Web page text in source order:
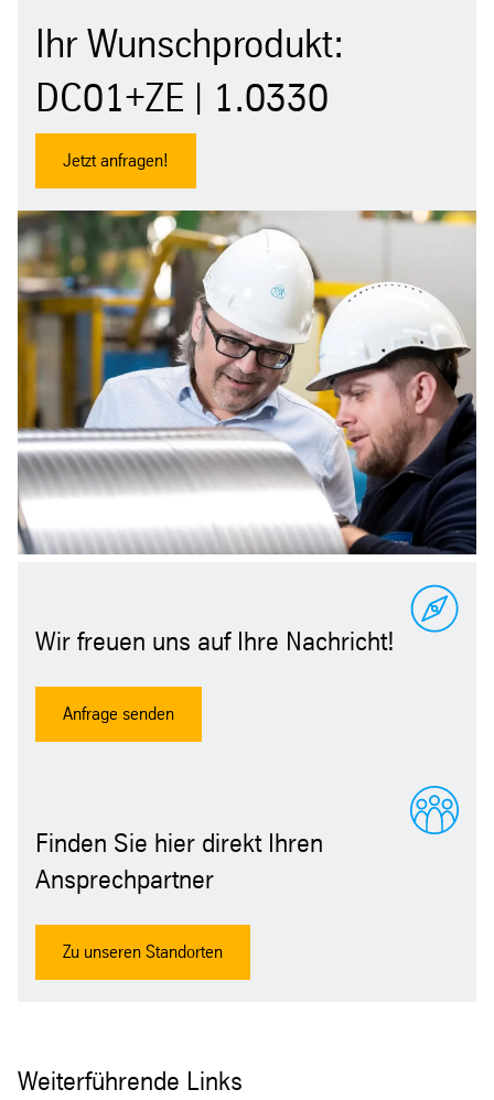
Ihr Wunschprodukt:
DC01+ZE | 1.0330
Jetzt anfragen!
Wir freuen uns auf Ihre Nachricht!
Anfrage senden
Finden Sie hier direkt Ihren
Ansprechpartner
Zu unseren Standorten
Weiterführende Links